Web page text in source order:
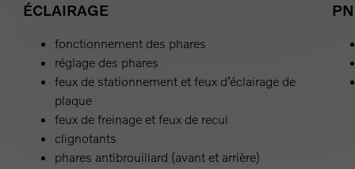
ÉCLAIRAGE
fonctionnement des phares
réglage des phares
feux de stationnement et feux d’éclairage de
plaque
feux de freinage et feux de recul
clignotants
phares antibrouillard (avant et arrière)